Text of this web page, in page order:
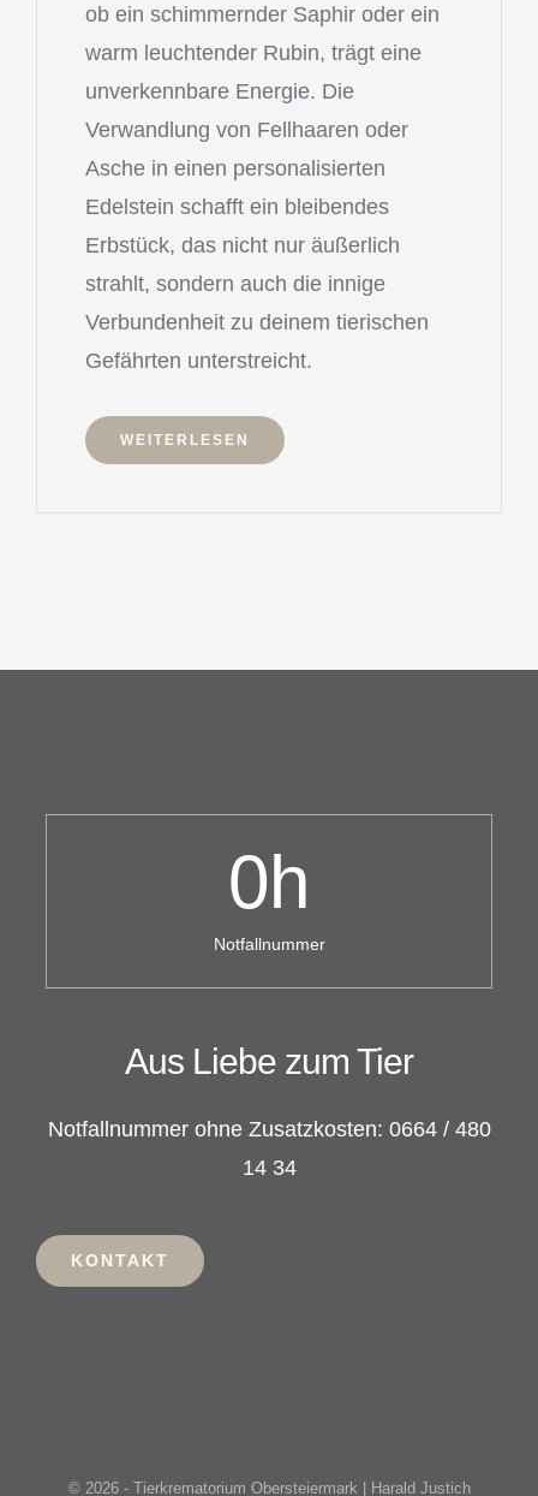
ob ein schimmernder Saphir oder ein
warm leuchtender Rubin, trägt eine
unverkennbare Energie. Die
Verwandlung von Fellhaaren oder
Asche in einen personalisierten
Edelstein schafft ein bleibendes
Erbstück, das nicht nur äußerlich
strahlt, sondern auch die innige
Verbundenheit zu deinem tierischen
Gefährten unterstreicht.
WEITERLESEN
0h
Notfallnummer
Aus Liebe zum Tier
Notfallnummer ohne Zusatzkosten: 0664 / 480
14 34
KONTAKT
© 2026 - Tierkrematorium Obersteiermark | Harald Justich